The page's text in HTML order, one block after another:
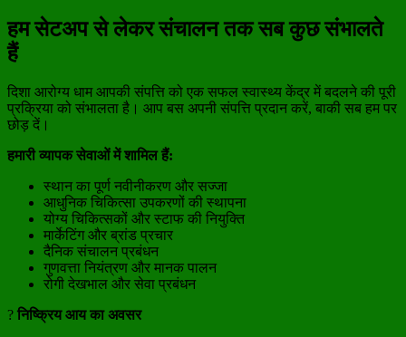
हम सेटअप से लेकर संचालन तक सब कुछ संभालते
हैं
दिशा आरोग्य धाम आपकी संपत्ति को एक सफल स्वास्थ्य केंद्र में बदलने की पूरी
प्रक्रिया को संभालता है। आप बस अपनी संपत्ति प्रदान करें, बाकी सब हम पर
छोड़ दें।
हमारी व्यापक सेवाओं में शामिल हैं:
स्थान का पूर्ण नवीनीकरण और सज्जा
आधुनिक चिकित्सा उपकरणों की स्थापना
योग्य चिकित्सकों और स्टाफ की नियुक्ति
मार्केटिंग और ब्रांड प्रचार
दैनिक संचालन प्रबंधन
गुणवत्ता नियंत्रण और मानक पालन
रोगी देखभाल और सेवा प्रबंधन
? निष्क्रिय आय का अवसर